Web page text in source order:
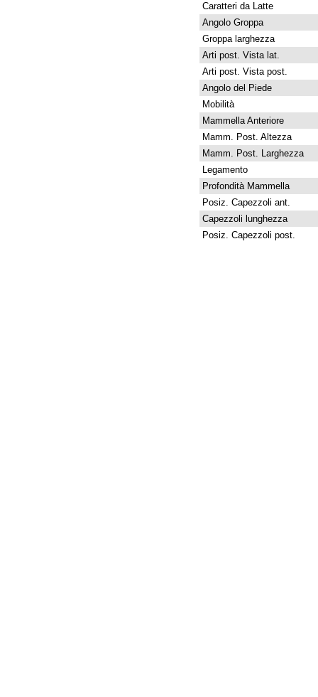
Caratteri da Latte
Angolo Groppa
Groppa larghezza
Arti post. Vista lat.
Arti post. Vista post.
Angolo del Piede
Mobilità
Mammella Anteriore
Mamm. Post. Altezza
Mamm. Post. Larghezza
Legamento
Profondità Mammella
Posiz. Capezzoli ant.
Capezzoli lunghezza
Posiz. Capezzoli post.